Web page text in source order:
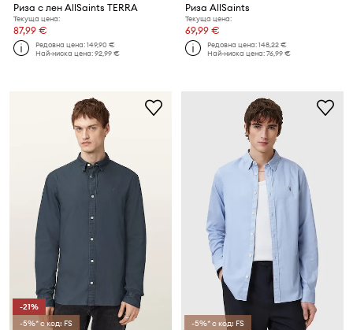
Риза с лен AllSaints TERRA
Текуща цена:
87,99 €
Редовна цена:149,90 €
Най-ниска цена:92,99 €
Риза AllSaints
Текуща цена:
69,99 €
Редовна цена:148,22 €
Най-ниска цена:76,99 €
-21%
-5%* с код: FS
-5%* с код: FS